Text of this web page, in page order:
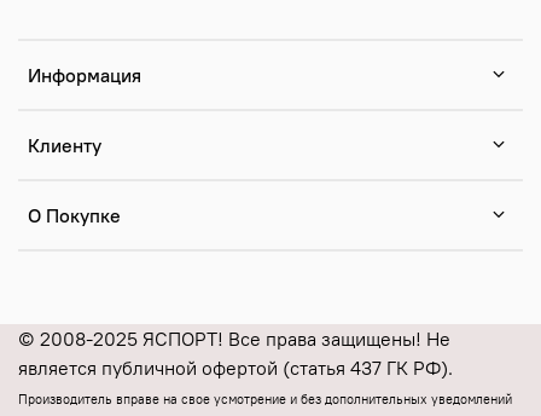
Информация
Клиенту
О Покупке
© 2008-2025 ЯСПОРТ! Все права защищены! Не
является публичной офертой (статья 437 ГК РФ).
Производитель вправе на свое усмотрение и без дополнительных уведомлений